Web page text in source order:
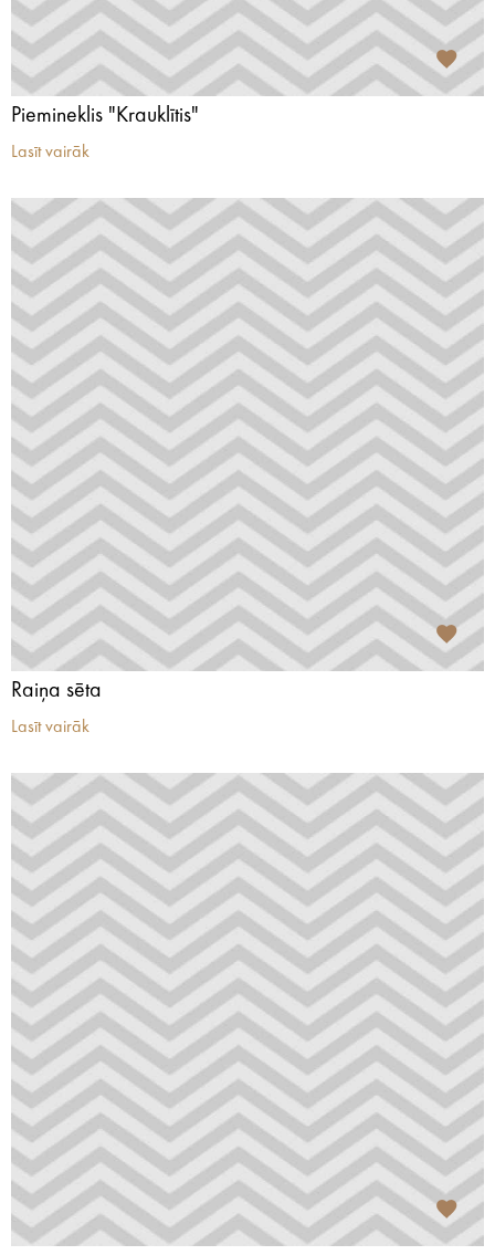
Piemineklis "Krauklītis"
Lasīt vairāk
Raiņa sēta
Lasīt vairāk